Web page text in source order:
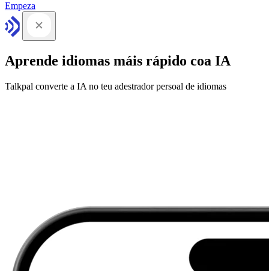
Empeza
Aprende idiomas máis rápido coa IA
Talkpal converte a IA no teu adestrador persoal de idiomas